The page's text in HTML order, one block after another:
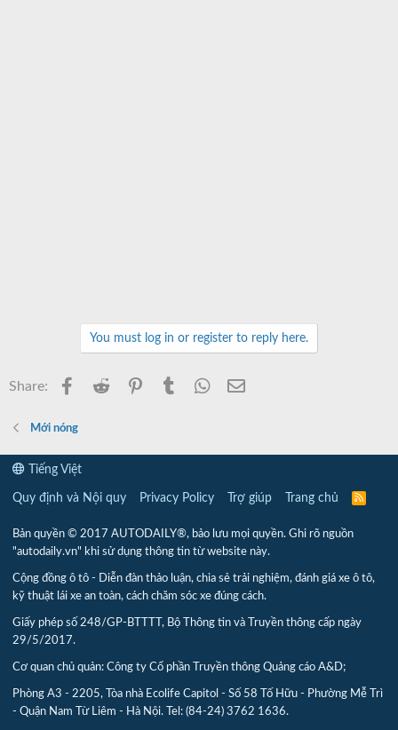
You must log in or register to reply here.
Share: Facebook
Reddit PinterestTumblr WhatsApp
Mới nóng
Tiếng Việt
Quy định và Nội quy Privacy Policy Trợ giúp Trang chủ
R
Bản quyền © 2017 AUTODAILY®, bảo lưu mọi quyền. Ghi rõ nguồn
"autodaily.vn" khi sử dụng thông tin từ website này.
Cộng đồng ô tô - Diễn đàn thảo luận, chia sẻ trải nghiệm, đánh giá xe ô tô,
kỹ thuật lái xe an toàn, cách chăm sóc xe đúng cách.
Giấy phép số 248/GP-BTTTT, Bộ Thông tin và Truyền thông cấp ngày
29/5/2017.
Cơ quan chủ quản: Công ty Cổ phần Truyền thông Quảng cáo A&D;
Phòng A3 - 2205, Tòa nhà Ecolife Capitol - Số 58 Tố Hữu - Phường Mễ Trì
- Quận Nam Từ Liêm - Hà Nội. Tel: (84-24) 3762 1636.